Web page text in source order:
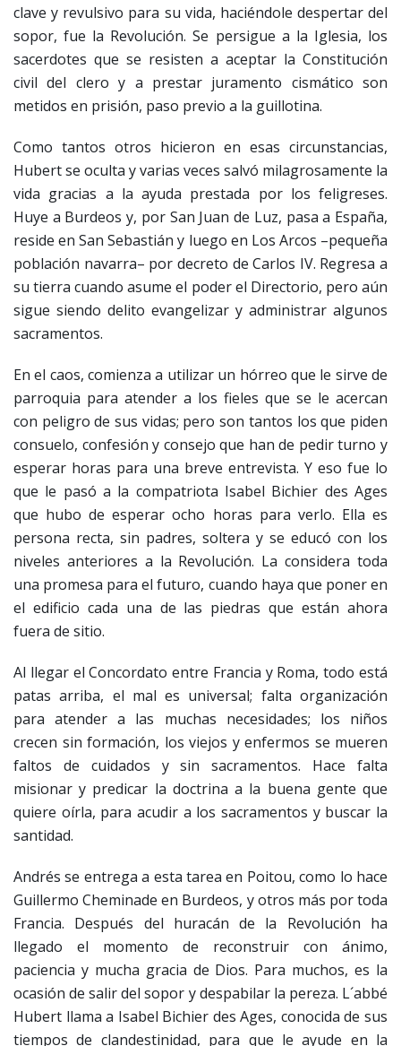
clave y revulsivo para su vida, haciéndole despertar del
sopor, fue la Revolución. Se persigue a la Iglesia, los
sacerdotes que se resisten a aceptar la Constitución
civil del clero y a prestar juramento cismático son
metidos en prisión, paso previo a la guillotina.
Como tantos otros hicieron en esas circunstancias,
Hubert se oculta y varias veces salvó milagrosamente la
vida gracias a la ayuda prestada por los feligreses.
Huye a Burdeos y, por San Juan de Luz, pasa a España,
reside en San Sebastián y luego en Los Arcos –pequeña
población navarra– por decreto de Carlos IV. Regresa a
su tierra cuando asume el poder el Directorio, pero aún
sigue siendo delito evangelizar y administrar algunos
sacramentos.
En el caos, comienza a utilizar un hórreo que le sirve de
parroquia para atender a los fieles que se le acercan
con peligro de sus vidas; pero son tantos los que piden
consuelo, confesión y consejo que han de pedir turno y
esperar horas para una breve entrevista. Y eso fue lo
que le pasó a la compatriota Isabel Bichier des Ages
que hubo de esperar ocho horas para verlo. Ella es
persona recta, sin padres, soltera y se educó con los
niveles anteriores a la Revolución. La considera toda
una promesa para el futuro, cuando haya que poner en
el edificio cada una de las piedras que están ahora
fuera de sitio.
Al llegar el Concordato entre Francia y Roma, todo está
patas arriba, el mal es universal; falta organización
para atender a las muchas necesidades; los niños
crecen sin formación, los viejos y enfermos se mueren
faltos de cuidados y sin sacramentos. Hace falta
misionar y predicar la doctrina a la buena gente que
quiere oírla, para acudir a los sacramentos y buscar la
santidad.
Andrés se entrega a esta tarea en Poitou, como lo hace
Guillermo Cheminade en Burdeos, y otros más por toda
Francia. Después del huracán de la Revolución ha
llegado el momento de reconstruir con ánimo,
paciencia y mucha gracia de Dios. Para muchos, es la
ocasión de salir del sopor y despabilar la pereza. L´abbé
Hubert llama a Isabel Bichier des Ages, conocida de sus
tiempos de clandestinidad, para que le ayude en la